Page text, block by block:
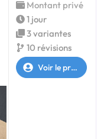
Montant privé
1 jour
3 variantes
10 révisions
Voir le profil